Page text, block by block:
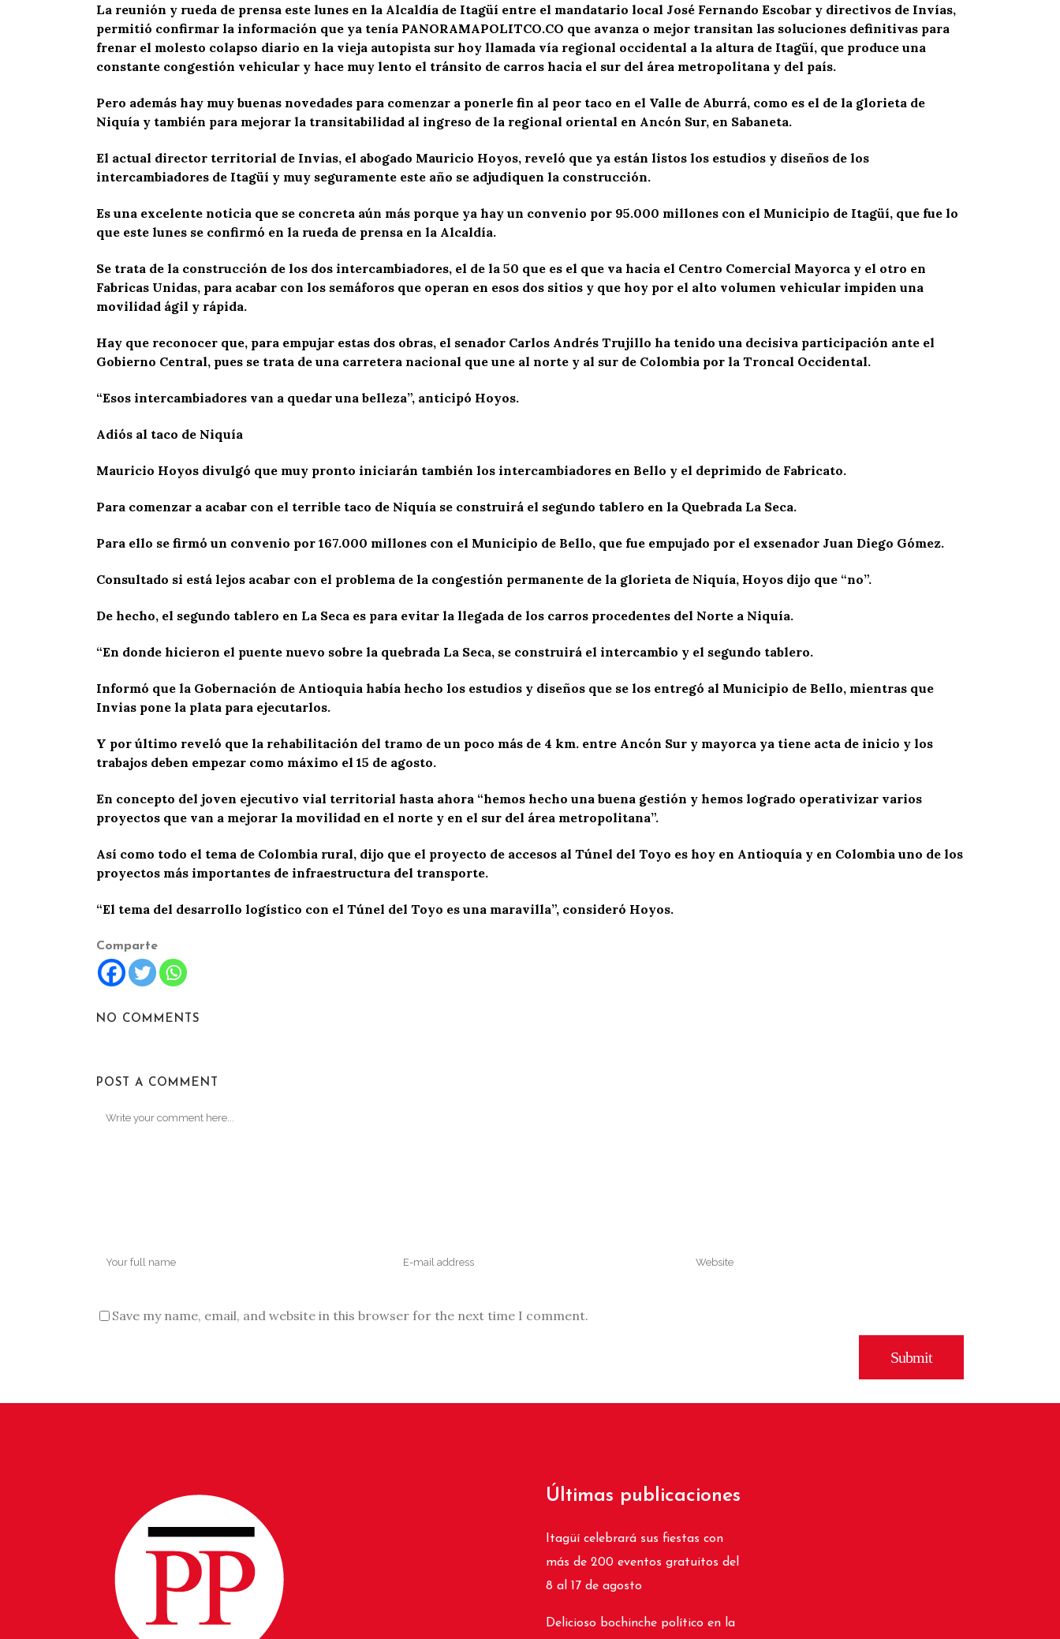
La reunión y rueda de prensa este lunes en la Alcaldía de Itagüí entre el mandatario local José Fernando Escobar y directivos de Invías,
permitió confirmar la información que ya tenía PANORAMAPOLITCO.CO que avanza o mejor transitan las soluciones definitivas para
frenar el molesto colapso diario en la vieja autopista sur hoy llamada vía regional occidental a la altura de Itagüí, que produce una
constante congestión vehicular y hace muy lento el tránsito de carros hacia el sur del área metropolitana y del país.
Pero además hay muy buenas novedades para comenzar a ponerle fin al peor taco en el Valle de Aburrá, como es el de la glorieta de
Niquía y también para mejorar la transitabilidad al ingreso de la regional oriental en Ancón Sur, en Sabaneta.
El actual director territorial de Invias, el abogado Mauricio Hoyos, reveló que ya están listos los estudios y diseños de los
intercambiadores de Itagüí y muy seguramente este año se adjudiquen la construcción.
Es una excelente noticia que se concreta aún más porque ya hay un convenio por 95.000 millones con el Municipio de Itagüí, que fue lo
que este lunes se confirmó en la rueda de prensa en la Alcaldía.
Se trata de la construcción de los dos intercambiadores, el de la 50 que es el que va hacia el Centro Comercial Mayorca y el otro en
Fabricas Unidas, para acabar con los semáforos que operan en esos dos sitios y que hoy por el alto volumen vehicular impiden una
movilidad ágil y rápida.
Hay que reconocer que, para empujar estas dos obras, el senador Carlos Andrés Trujillo ha tenido una decisiva participación ante el
Gobierno Central, pues se trata de una carretera nacional que une al norte y al sur de Colombia por la Troncal Occidental.
“Esos intercambiadores van a quedar una belleza”, anticipó Hoyos.
Adiós al taco de Niquía
Mauricio Hoyos divulgó que muy pronto iniciarán también los intercambiadores en Bello y el deprimido de Fabricato.
Para comenzar a acabar con el terrible taco de Niquía se construirá el segundo tablero en la Quebrada La Seca.
Para ello se firmó un convenio por 167.000 millones con el Municipio de Bello, que fue empujado por el exsenador Juan Diego Gómez.
Consultado si está lejos acabar con el problema de la congestión permanente de la glorieta de Niquía, Hoyos dijo que “no”.
De hecho, el segundo tablero en La Seca es para evitar la llegada de los carros procedentes del Norte a Niquía.
“En donde hicieron el puente nuevo sobre la quebrada La Seca, se construirá el intercambio y el segundo tablero.
Informó que la Gobernación de Antioquia había hecho los estudios y diseños que se los entregó al Municipio de Bello, mientras que
Invias pone la plata para ejecutarlos.
Y por último reveló que la rehabilitación del tramo de un poco más de 4 km. entre Ancón Sur y mayorca ya tiene acta de inicio y los
trabajos deben empezar como máximo el 15 de agosto.
En concepto del joven ejecutivo vial territorial hasta ahora “hemos hecho una buena gestión y hemos logrado operativizar varios
proyectos que van a mejorar la movilidad en el norte y en el sur del área metropolitana”.
Así como todo el tema de Colombia rural, dijo que el proyecto de accesos al Túnel del Toyo es hoy en Antioquía y en Colombia uno de los
proyectos más importantes de infraestructura del transporte.
“El tema del desarrollo logístico con el Túnel del Toyo es una maravilla”, consideró Hoyos.
Comparte
NO COMMENTS
POST A COMMENT
Save my name, email, and website in this browser for the next time I comment.
Últimas publicaciones
Itagüí celebrará sus fiestas con
más de 200 eventos gratuitos del
8 al 17 de agosto
Delicioso bochinche político en la